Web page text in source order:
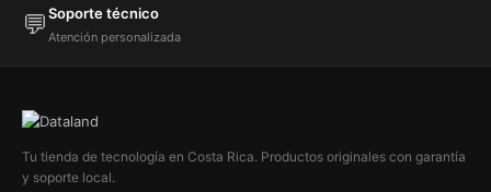
💬Soporte técnico
Atención personalizada
Tu tienda de tecnología en Costa Rica. Productos originales con garantía
y soporte local.